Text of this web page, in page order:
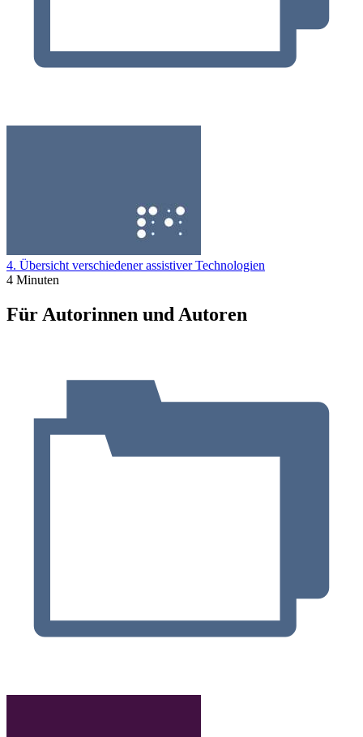
4. Übersicht verschiedener assistiver Technologien
4 Minuten
Für Autorinnen und Autoren